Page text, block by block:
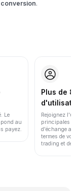
.
Le
au
payez.
Plus de
Rejoignez
principales
d'échange au
termes de
trading et de